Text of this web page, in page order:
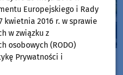
Europejskiego i Rady
kwietnia 2016 r. w sprawie
w związku z
osobowych (RODO)
Prywatności i